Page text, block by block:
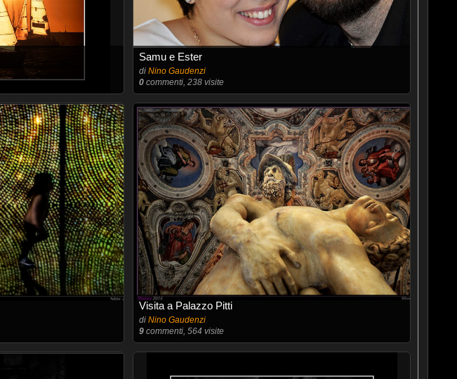
Samu e Ester
diNino Gaudenzi
0 commenti, 238 visite
Visita a Palazzo Pitti
diNino Gaudenzi
9 commenti, 564 visite